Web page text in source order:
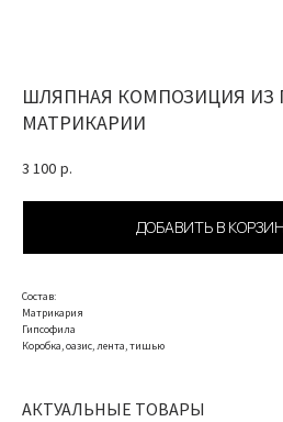
ШЛЯПНАЯ КОМПОЗИЦИЯ ИЗ
МАТРИКАРИИ
3 100 р.
ДОБАВИТЬ В
Состав:
Матрикария
Гипсофила
Коробка, оазис, лента, тишью
АКТУАЛЬНЫЕ ТОВАРЫ